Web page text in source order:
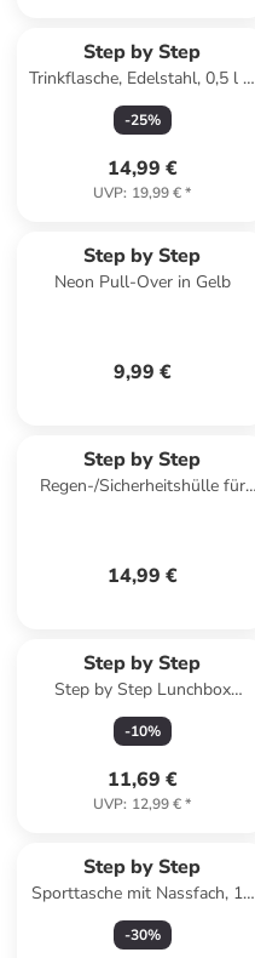
Step by Step
Trinkflasche, Edelstahl, 0,5 l in
Blue & Yellow
-25%
14,99 €
UVP: 19,99 €*
Step by Step
Neon Pull-Over in Gelb
9,99 €
Step by Step
Regen-/Sicherheitshülle für
14,99 €
Step by Step
Step by Step Lunchbox
"Butterfly Maja", Blau
-10%
11,69 €
UVP: 12,99 €*
Step by Step
Sporttasche mit Nassfach, 13
l in Wild Cat Chiko
-30%